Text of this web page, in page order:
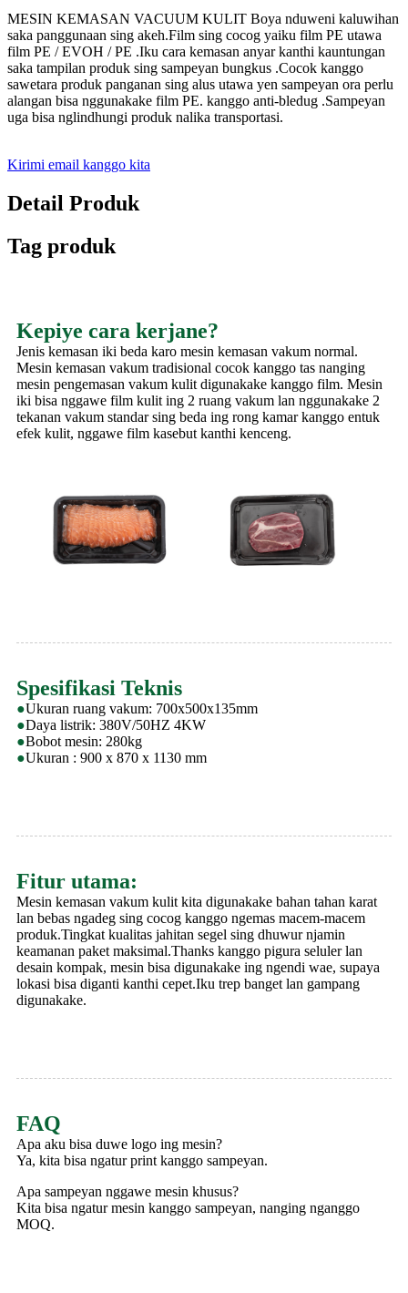
MESIN KEMASAN VACUUM KULIT Boya nduweni kaluwihan
saka panggunaan sing akeh.Film sing cocog yaiku film PE utawa
film PE / EVOH / PE .Iku cara kemasan anyar kanthi kauntungan
saka tampilan produk sing sampeyan bungkus .Cocok kanggo
sawetara produk panganan sing alus utawa yen sampeyan ora perlu
alangan bisa nggunakake film PE. kanggo anti-bledug .Sampeyan
uga bisa nglindhungi produk nalika transportasi.
Kirimi email kanggo kita
Detail Produk
Tag produk
Kepiye cara kerjane?
Jenis kemasan iki beda karo mesin kemasan vakum normal.
Mesin kemasan vakum tradisional cocok kanggo tas nanging
mesin pengemasan vakum kulit digunakake kanggo film. Mesin
iki bisa nggawe film kulit ing 2 ruang vakum lan nggunakake 2
tekanan vakum standar sing beda ing rong kamar kanggo entuk
efek kulit, nggawe film kasebut kanthi kenceng.
Spesifikasi Teknis
●Ukuran ruang vakum: 700x500x135mm
●Daya listrik: 380V/50HZ 4KW
●Bobot mesin: 280kg
●Ukuran : 900 x 870 x 1130 mm
Fitur utama:
Mesin kemasan vakum kulit kita digunakake bahan tahan karat
lan bebas ngadeg sing cocog kanggo ngemas macem-macem
produk.Tingkat kualitas jahitan segel sing dhuwur njamin
keamanan paket maksimal.Thanks kanggo pigura seluler lan
desain kompak, mesin bisa digunakake ing ngendi wae, supaya
lokasi bisa diganti kanthi cepet.Iku trep banget lan gampang
digunakake.
FAQ
Apa aku bisa duwe logo ing mesin?
Ya, kita bisa ngatur print kanggo sampeyan.
Apa sampeyan nggawe mesin khusus?
Kita bisa ngatur mesin kanggo sampeyan, nanging nganggo
MOQ.